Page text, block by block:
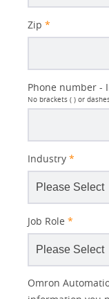
Zip *
Phone number -
No brackets ( ) or
Industry *
Job Role *
Other
Lead
Lead
Source
Status
Opt-in
I
am
Your
Role
Product Family
Solutions
Omron